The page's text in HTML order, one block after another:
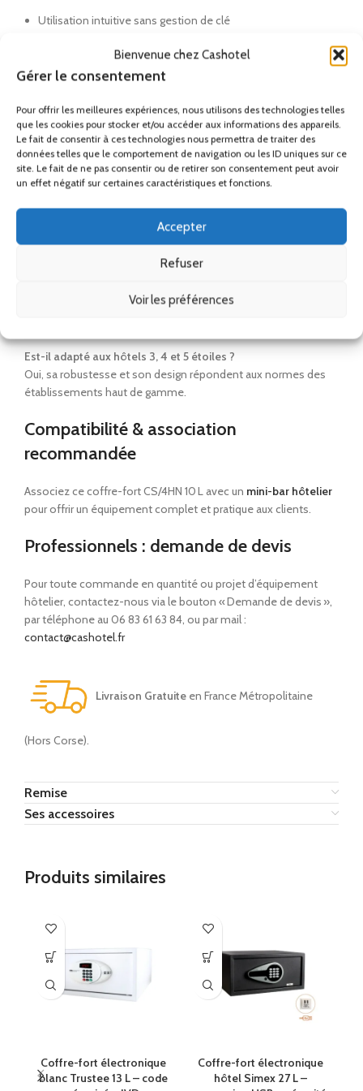
Bienvenue chez Cashotel
Gérer le consentement
Pour offrir les meilleures expériences, nous utilisons des technologies telles
que les cookies pour stocker et/ou accéder aux informations des appareils.
Le fait de consentir à ces technologies nous permettra de traiter des
données telles que le comportement de navigation ou les ID uniques sur ce
site. Le fait de ne pas consentir ou de retirer son consentement peut avoir
un effet négatif sur certaines caractéristiques et fonctions.
Accepter
Refuser
Voir les préférences
Utilisation intuitive sans gestion de clé
Ajoute un équipement indispensable à toute chambre
moderne
FAQ – Questions fréquentes
Comment installer le coffre-fort CS/4HN 10 L ?
Il est livré avec trous et chevilles de fixation pour mur ou
meuble, pour une installation simple et sécurisée.
Ordinateur portable 15”, tablettes, documents officiels, bijoux,
Une clé de secours et/ou un code maître permet l’ouverture
Est-il adapté aux hôtels 3, 4 et 5 étoiles ?
Oui, sa robustesse et son design répondent aux normes des
établissements haut de gamme.
Compatibilité & association
recommandée
Associez ce coffre-fort CS/4HN 10 L avec un mini-bar hôtelier
pour offrir un équipement complet et pratique aux clients.
Professionnels : demande de devis
Pour toute commande en quantité ou projet d’équipement
hôtelier, contactez-nous via le bouton « Demande de devis »,
par téléphone au 06 83 61 63 84, ou par mail :
contact@cashotel.fr
Livraison Gratuite en France Métropolitaine
(Hors Corse).
Remise
Ses accessoires
Produits similaires
Coffre-fort électronique
blanc Trustee 13 L – code
Coffre-fort électronique
hôtel Simex 27 L –